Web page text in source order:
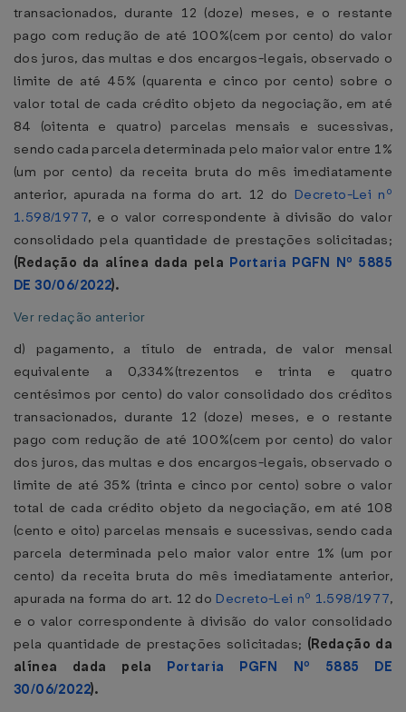
transacionados, durante 12 (doze) meses, e o restante
pago com redução de até 100%(cem por cento) do valor
dos juros, das multas e dos encargos-legais, observado o
limite de até 45% (quarenta e cinco por cento) sobre o
valor total de cada crédito objeto da negociação, em até
84 (oitenta e quatro) parcelas mensais e sucessivas,
sendo cada parcela determinada pelo maior valor entre 1%
(um por cento) da receita bruta do mês imediatamente
anterior, apurada na forma do art. 12 do Decreto-Lei nº
1.598/1977, e o valor correspondente à divisão do valor
consolidado pela quantidade de prestações solicitadas;
(Redação da alínea dada pela Portaria PGFN Nº 5885
DE 30/06/2022).
Ver redação anterior
d) pagamento, a título de entrada, de valor mensal
equivalente a 0,334%(trezentos e trinta e quatro
centésimos por cento) do valor consolidado dos créditos
transacionados, durante 12 (doze) meses, e o restante
pago com redução de até 100%(cem por cento) do valor
dos juros, das multas e dos encargos-legais, observado o
limite de até 35% (trinta e cinco por cento) sobre o valor
total de cada crédito objeto da negociação, em até 108
(cento e oito) parcelas mensais e sucessivas, sendo cada
parcela determinada pelo maior valor entre 1% (um por
cento) da receita bruta do mês imediatamente anterior,
apurada na forma do art. 12 do Decreto-Lei nº 1.598/1977,
e o valor correspondente à divisão do valor consolidado
pela quantidade de prestações solicitadas; (Redação da
alínea dada pela Portaria PGFN Nº 5885 DE
30/06/2022).